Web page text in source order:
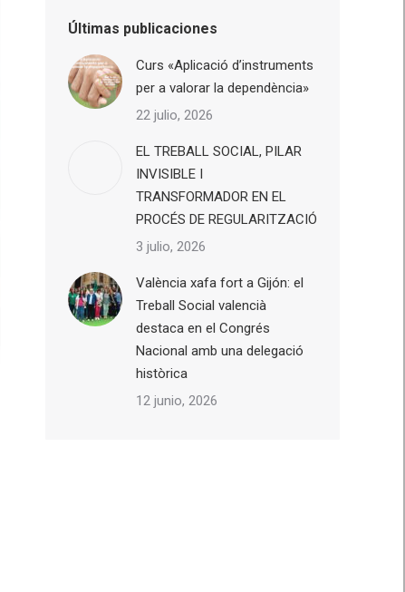
Últimas publicaciones
Curs «Aplicació d’instruments
per a valorar la dependència»
22 julio, 2026
EL TREBALL SOCIAL, PILAR
INVISIBLE I
TRANSFORMADOR EN EL
PROCÉS DE REGULARITZACIÓ
3 julio, 2026
València xafa fort a Gijón: el
Treball Social valencià
destaca en el Congrés
Nacional amb una delegació
històrica
12 junio, 2026